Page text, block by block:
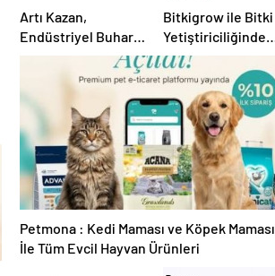
Artı Kazan,
Endüstriyel Buhar
Kazanı
Çözümleriyle
Üretim Tesislerine
Verimli Sistemler
Sunuyor
Bitkigrow ile Bitki
Yetiştiriciliğinde
Doğru Ekipman ve
Ürün Seçimi
Petmona : Kedi Maması ve Köpek Maması
İle Tüm Evcil Hayvan Ürünleri